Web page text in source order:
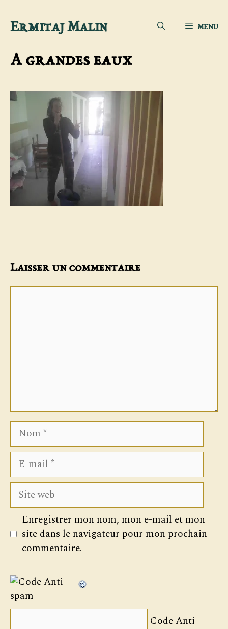
Aller
contenu
Ermitaj Malin MENU
A grandes eaux
Laisser un commentaire
Nom
E-
mail
Site
web
Enregistrer mon nom, mon e-mail et mon
site dans le navigateur pour mon prochain
commentaire.
Code Anti-